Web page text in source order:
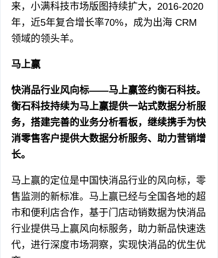
来，小满科技市场版图持续扩大，2016-2020
年，近5年复合增长率70%，成为出海 CRM
领域的领头羊。
马上赢
快消品行业风向标——马上赢签约衡石科技。
衡石科技持续为马上赢提供一站式数据分析服
务，搭建完善的业务分析看板，继续携手为快
消零售客户提供大数据分析服务、助力营销增
长。
马上赢的定位是中国快消品行业的风向标，零
售监测的新标准。马上赢已经与全国各地的超
市和便利店合作，基于门店动销数据为快消品
行业提供马上赢风向标服务，助力新品快速迭
代，进行深度市场洞察，实现快消品的优生优